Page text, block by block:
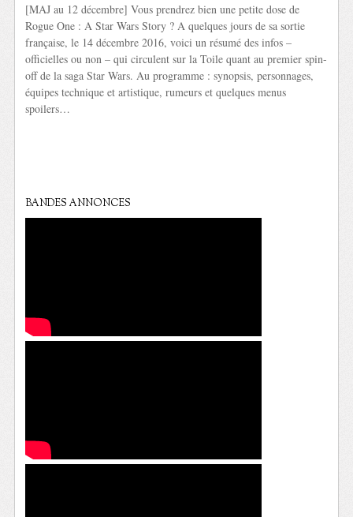
[MAJ au 12 décembre] Vous prendrez bien une petite dose de
Rogue One : A Star Wars Story ? A quelques jours de sa sortie
française, le 14 décembre 2016, voici un résumé des infos –
officielles ou non – qui circulent sur la Toile quant au premier spin-
off de la saga Star Wars. Au programme : synopsis, personnages,
équipes technique et artistique, rumeurs et quelques menus
spoilers…
BANDES ANNONCES